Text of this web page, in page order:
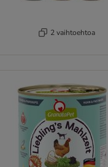
2 vaihtoehtoa